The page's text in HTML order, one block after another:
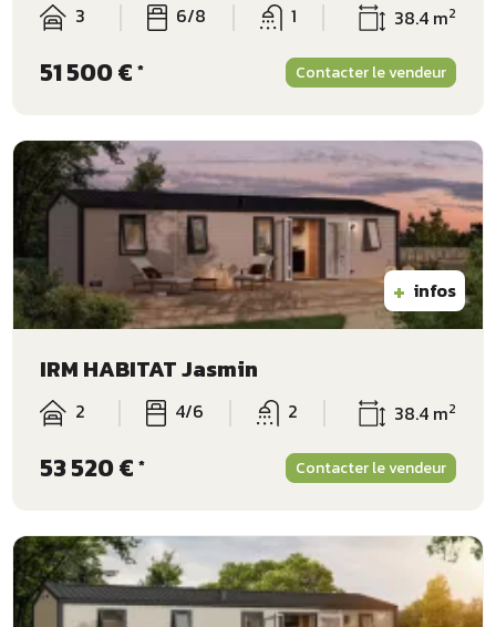
3 6/8 1 38.4 m2
51 500 € * Contacter le vendeur
+ infos
IRM HABITAT Jasmin
2 4/6 2 38.4 m2
53 520 € * Contacter le vendeur